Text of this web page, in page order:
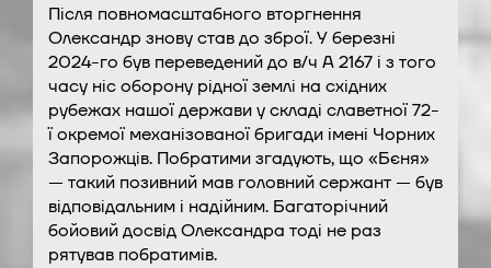
Після повномасштабного вторгнення
Олександр знову став до зброї. У березні
2024-го був переведений до в/ч А 2167 і з того
часу ніс оборону рідної землі на східних
рубежах нашої держави у складі славетної 72-
ї окремої механізованої бригади імені Чорних
Запорожців. Побратими згадують, що «Бєня»
— такий позивний мав головний сержант — був
відповідальним і надійним. Багаторічний
бойовий досвід Олександра тоді не раз
рятував побратимів.